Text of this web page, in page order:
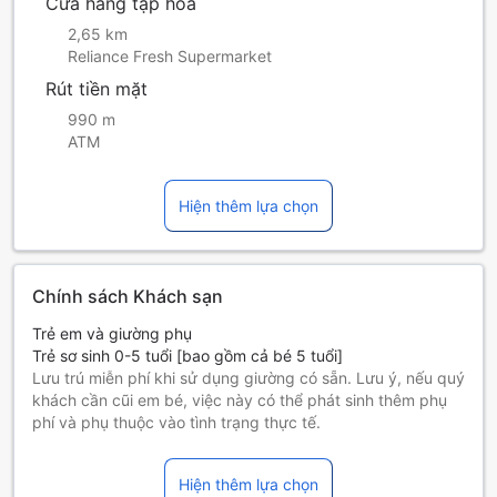
2,65 km
Reliance Fresh Supermarket
Rút tiền mặt
990 m
ATM
Hiện thêm lựa chọn
Chính sách Khách sạn
Trẻ em và giường phụ
Trẻ sơ sinh 0-5 tuổi [bao gồm cả bé 5 tuổi]
Lưu trú miễn phí khi sử dụng giường có sẵn. Lưu ý, nếu quý
khách cần cũi em bé, việc này có thể phát sinh thêm phụ
phí và phụ thuộc vào tình trạng thực tế.
Ở miễn phí nếu sử dụng giường có sẵn.
Những khách từ 13 tuổi trở lên tính là người lớn
Hiện thêm lựa chọn